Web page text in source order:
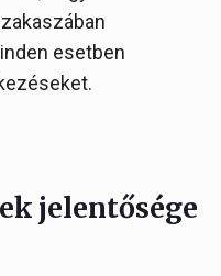
esetben
jelentősége